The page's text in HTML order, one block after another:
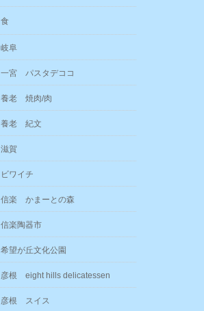
食
岐阜
一宮 パスタデココ
養老 焼肉/肉
養老 紀文
滋賀
ビワイチ
信楽 かまーとの森
信楽陶器市
希望が丘文化公園
彦根 eight hills delicatessen
彦根 スイス